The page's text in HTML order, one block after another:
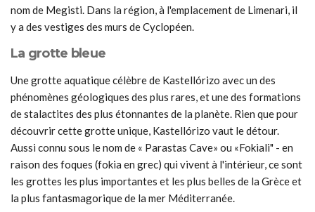
nom de Megisti. Dans la région, à l'emplacement de Limenari, il
y a des vestiges des murs de Cyclopéen.
La grotte bleue
Une grotte aquatique célèbre de Kastellórizo avec un des
phénomènes géologiques des plus rares, et une des formations
de stalactites des plus étonnantes de la planète. Rien que pour
découvrir cette grotte unique, Kastellórizo vaut le détour.
Aussi connu sous le nom de « Parastas Cave» ou «Fokiali" - en
raison des foques (fokia en grec) qui vivent à l'intérieur, ce sont
les grottes les plus importantes et les plus belles de la Grèce et
la plus fantasmagorique de la mer Méditerranée.